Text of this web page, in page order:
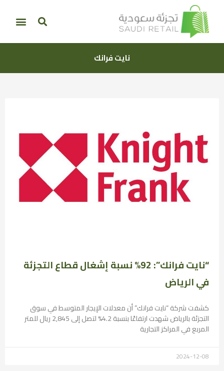
نايت فرانك
“نايت فرانك”: 92% نسبة إشغال قطاع التجزئة
في الرياض
كشفت شركة “نايت فرانك” أن معدلات الإيجار المتوسط في سوق
التجزئة بالرياض شهدت ارتفاعًا بنسبة 4.2% لتصل إلى 2,845 ريال للمتر
المربع في المراكز التجارية
2024-12-08